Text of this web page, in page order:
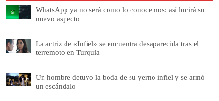
WhatsApp ya no será como lo conocemos: así lucirá su
nuevo aspecto
La actriz de «Infiel» se encuentra desaparecida tras el
terremoto en Turquía
Un hombre detuvo la boda de su yerno infiel y se armó
un escándalo